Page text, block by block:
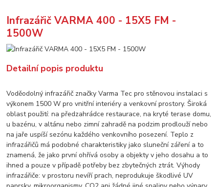
Infrazářič VARMA 400 - 15X5 FM -
1500W
Detailní popis produktu
Voděodolný infrazářič značky Varma Tec pro stěnovou instalaci s
výkonem 1500 W pro vnitřní interiéry a venkovní prostory. Široká
oblast použití: na předzahrádce restaurace, na kryté terase domu,
u bazénu, v altánu nebo zimní zahradě na podzim prodlouží nebo
na jaře uspíší sezónu každého venkovního posezení. Teplo z
infrazářičů má podobné charakteristiky jako sluneční záření a to
znamená, že jako první ohřívá osoby a objekty v jeho dosahu a to
ihned a pouze v případě potřeby bez zbytečných ztrát. Výhody
infrazářiče: v prostoru nevíří prach, neprodukuje škodlivé UV